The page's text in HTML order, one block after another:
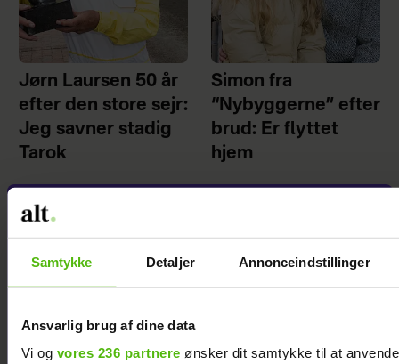
Samtykke Detaljer Annonceindstillinger
Ansvarlig brug af dine data
Vi og vores 236 partnere ønsker dit samtykke til at
Jørn Laursen 50 år
efter den store sejr:
Jeg savner stadig
Tarok
Simon fra
“Nybyggerne” efter
brud: Er flyttet
hjem